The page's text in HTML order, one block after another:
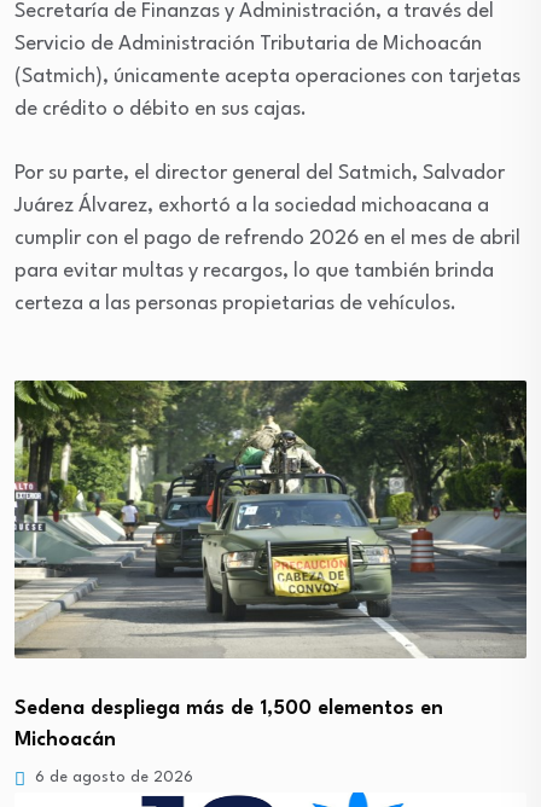
Secretaría de Finanzas y Administración, a través del
Servicio de Administración Tributaria de Michoacán
(Satmich), únicamente acepta operaciones con tarjetas
de crédito o débito en sus cajas.
Por su parte, el director general del Satmich, Salvador
Juárez Álvarez, exhortó a la sociedad michoacana a
cumplir con el pago de refrendo 2026 en el mes de abril
para evitar multas y recargos, lo que también brinda
certeza a las personas propietarias de vehículos.
Sedena despliega más de 1,500 elementos en
Michoacán
6 de agosto de 2026